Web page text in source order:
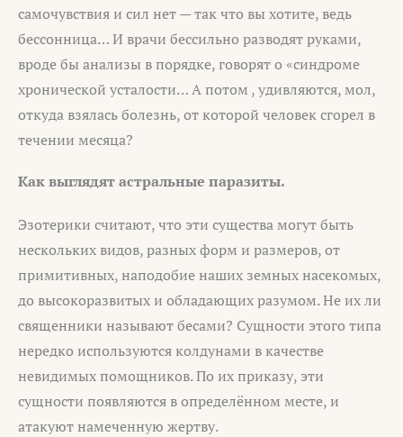
самочувствия и сил нет — так что вы хотите, ведь
бессонница… И врачи бессильно разводят руками,
вроде бы анализы в порядке, говорят о «синдроме
хронической усталости… А потом , удивляются, мол,
откуда взялась болезнь, от которой человек сгорел в
течении месяца?
Как выглядят астральные паразиты.
Эзотерики считают, что эти существа могут быть
нескольких видов, разных форм и размеров, от
примитивных, наподобие наших земных насекомых,
до высокоразвитых и обладающих разумом. Не их ли
священники называют бесами? Сущности этого типа
нередко используются колдунами в качестве
невидимых помощников. По их приказу, эти
сущности появляются в определённом месте, и
атакуют намеченную жертву.